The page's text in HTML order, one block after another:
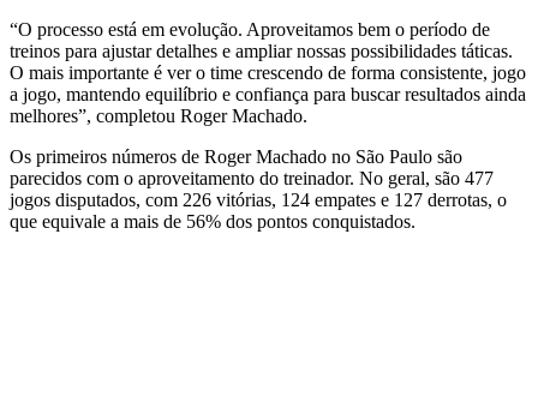
“O processo está em evolução. Aproveitamos bem o período de
treinos para ajustar detalhes e ampliar nossas possibilidades táticas.
O mais importante é ver o time crescendo de forma consistente, jogo
a jogo, mantendo equilíbrio e confiança para buscar resultados ainda
melhores”, completou Roger Machado.
Os primeiros números de Roger Machado no São Paulo são
parecidos com o aproveitamento do treinador. No geral, são 477
jogos disputados, com 226 vitórias, 124 empates e 127 derrotas, o
que equivale a mais de 56% dos pontos conquistados.